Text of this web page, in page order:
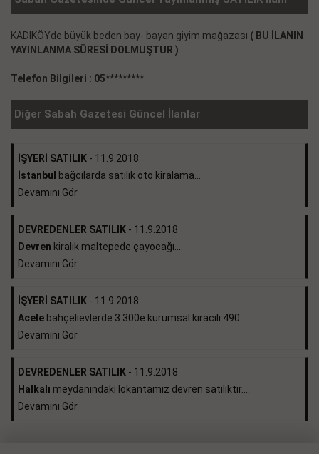
KADIKÖYde büyük beden bay- bayan giyim mağazası ( BU İLANIN
YAYINLANMA SÜRESİ DOLMUŞTUR )
Telefon Bilgileri : 05*********
Diğer Sabah Gazetesi Güncel İlanlar
İŞYERİ SATILIK - 11.9.2018
İstanbul
bağcılarda satılık oto kiralama...
Devamını Gör
DEVREDENLER SATILIK - 11.9.2018
Devren kiralık maltepede çayocağı....
Devamını Gör
İŞYERİ SATILIK - 11.9.2018
Acele bahçelievlerde 3.300e kurumsal kiracılı 490...
Devamını Gör
DEVREDENLER SATILIK - 11.9.2018
Halkalı meydanındaki lokantamız devren satılıktır....
Devamını Gör